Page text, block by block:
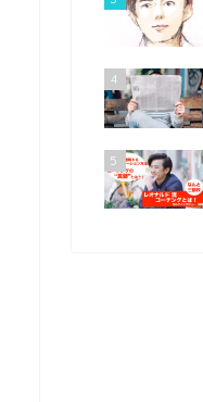
4
5